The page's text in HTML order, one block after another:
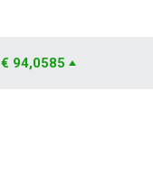
€ 94,0585